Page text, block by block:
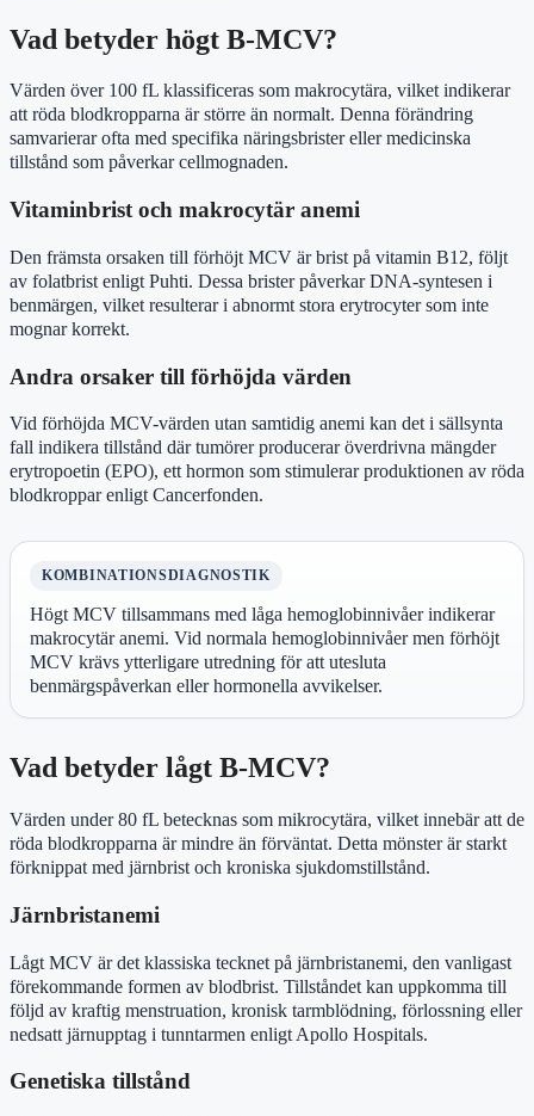
Vad betyder högt B-MCV?
Värden över 100 fL klassificeras som makrocytära, vilket indikerar
att röda blodkropparna är större än normalt. Denna förändring
samvarierar ofta med specifika näringsbrister eller medicinska
tillstånd som påverkar cellmognaden.
Vitaminbrist och makrocytär anemi
Den främsta orsaken till förhöjt MCV är brist på vitamin B12, följt
av folatbrist enligt Puhti. Dessa brister påverkar DNA-syntesen i
benmärgen, vilket resulterar i abnormt stora erytrocyter som inte
mognar korrekt.
Andra orsaker till förhöjda värden
Vid förhöjda MCV-värden utan samtidig anemi kan det i sällsynta
fall indikera tillstånd där tumörer producerar överdrivna mängder
erytropoetin (EPO), ett hormon som stimulerar produktionen av röda
blodkroppar enligt Cancerfonden.
KOMBINATIONSDIAGNOSTIK
Högt MCV tillsammans med låga hemoglobinnivåer indikerar
makrocytär anemi. Vid normala hemoglobinnivåer men förhöjt
MCV krävs ytterligare utredning för att utesluta
benmärgspåverkan eller hormonella avvikelser.
Vad betyder lågt B-MCV?
Värden under 80 fL betecknas som mikrocytära, vilket innebär att de
röda blodkropparna är mindre än förväntat. Detta mönster är starkt
förknippat med järnbrist och kroniska sjukdomstillstånd.
Järnbristanemi
Lågt MCV är det klassiska tecknet på järnbristanemi, den vanligast
förekommande formen av blodbrist. Tillståndet kan uppkomma till
följd av kraftig menstruation, kronisk tarmblödning, förlossning eller
nedsatt järnupptag i tunntarmen enligt Apollo Hospitals.
Genetiska tillstånd